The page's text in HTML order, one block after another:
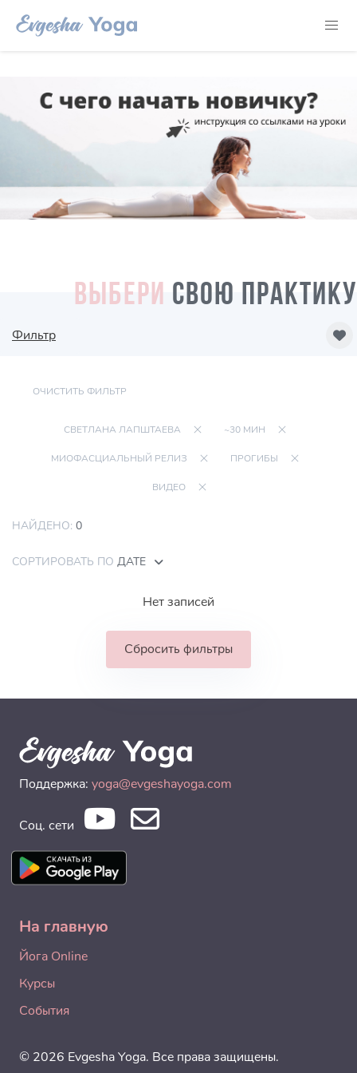
ВЫБЕРИ СВОЮ ПРАКТИКУ
Фильтр
ОЧИСТИТЬ ФИЛЬТР
СВЕТЛАНА ЛАПШТАЕВА ~30 МИН
МИОФАСЦИАЛЬНЫЙ РЕЛИЗ ПРОГИБЫ
ВИДЕО
НАЙДЕНО: 0
СОРТИРОВАТЬ ПО ДАТЕ
Нет записей
Сбросить фильтры
Поддержка: yoga@evgeshayoga.com
Соц. сети
На главную
Йога Online
Курсы
События
© 2026 Evgesha Yoga. Все права защищены.